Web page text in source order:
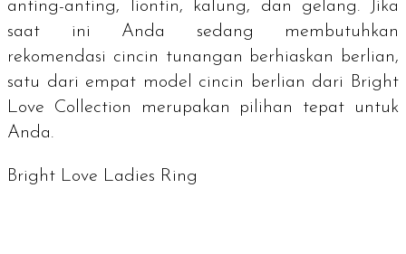
anting-anting, liontin, kalung, dan gelang. Jika
saat ini Anda sedang membutuhkan
rekomendasi cincin tunangan berhiaskan berlian,
satu dari empat model cincin berlian dari
Bright
Love Collection merupakan pilihan tepat untuk
Anda.
Bright Love Ladies Ring